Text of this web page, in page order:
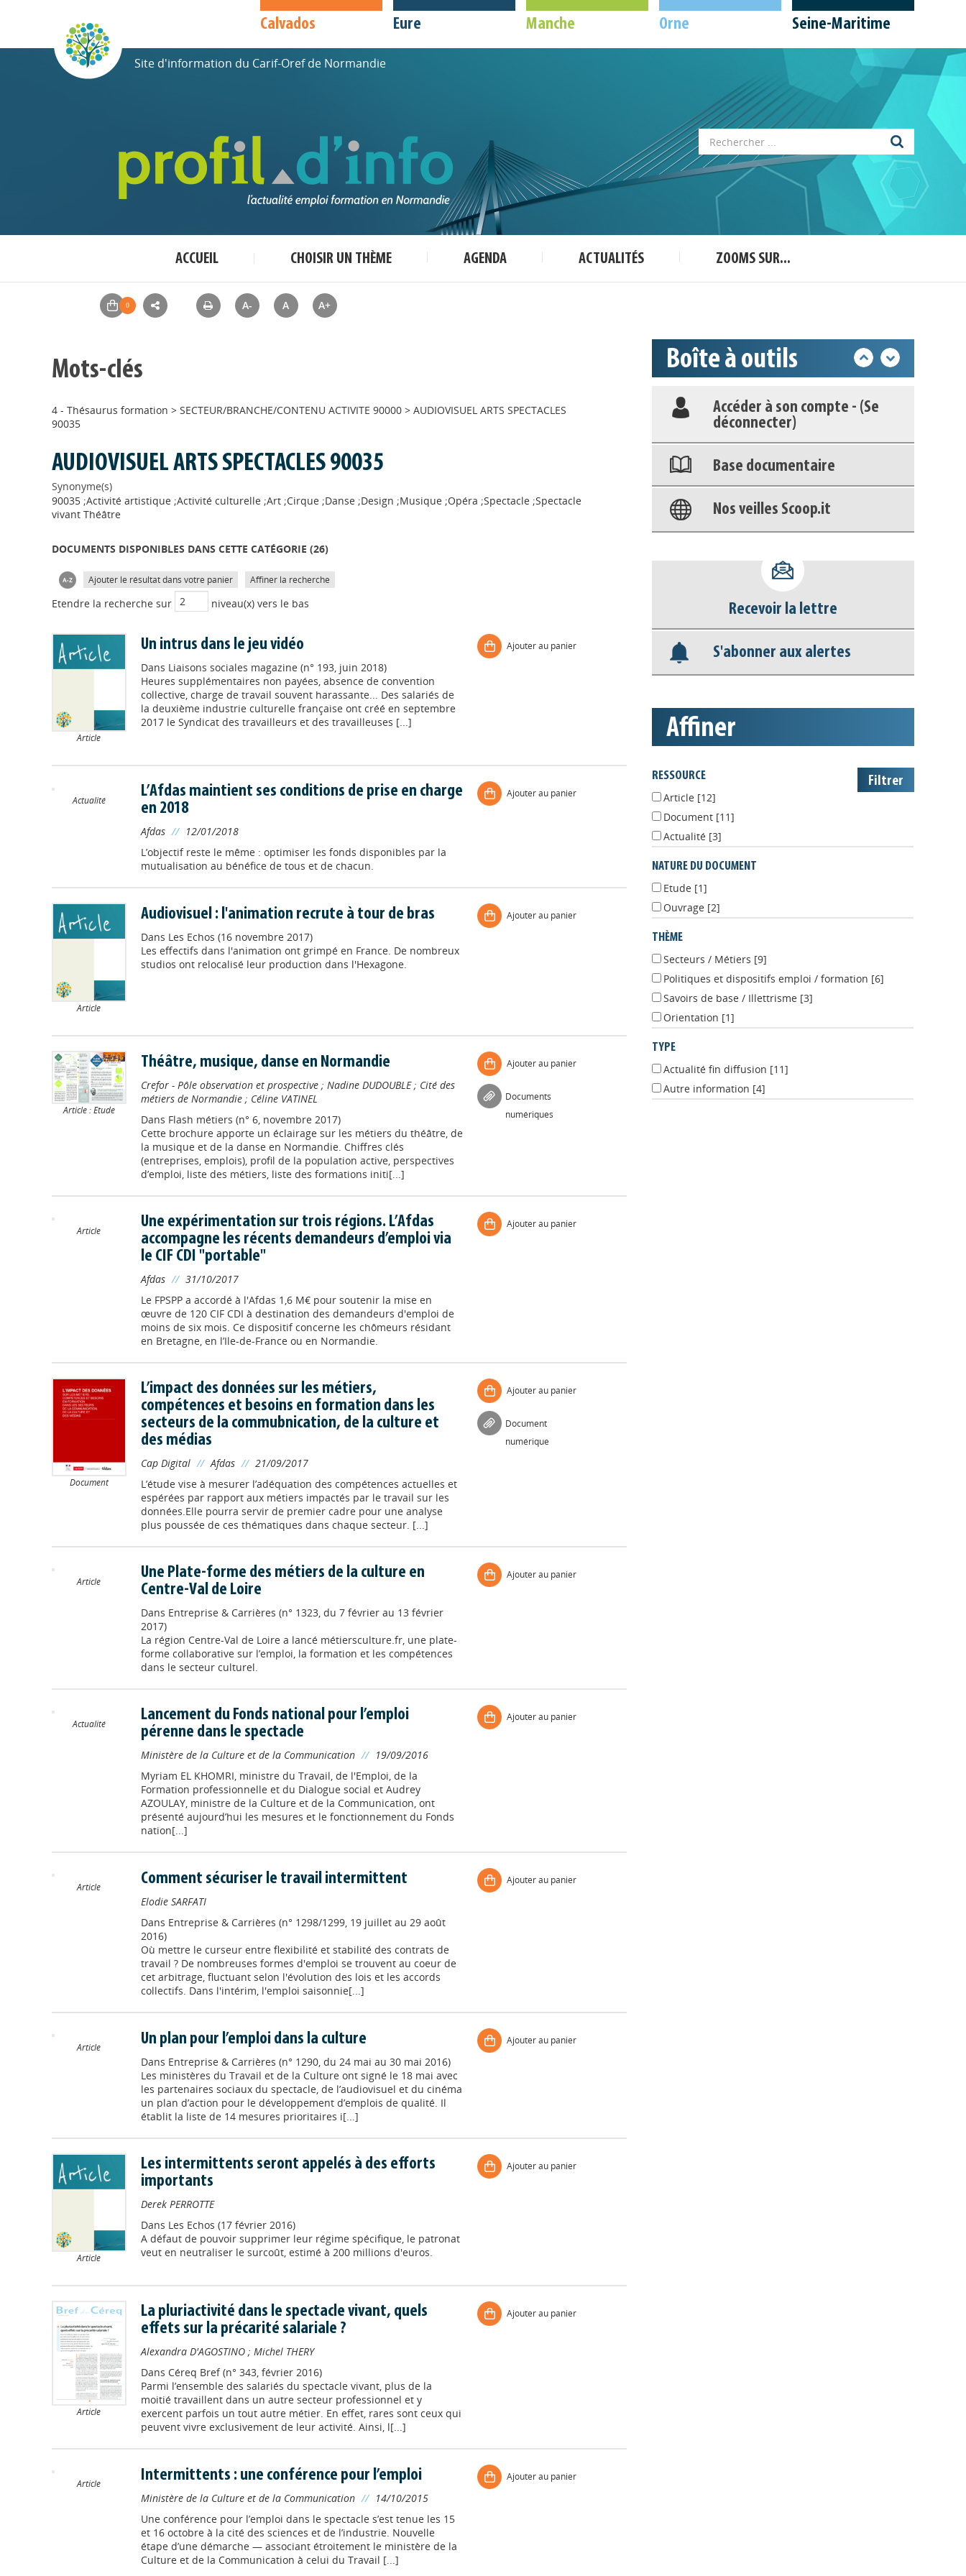
Calvados Eure Manche Orne Seine-Maritime
Site d'information du Carif-Oref de Normandie
ACCUEIL CHOISIR UN THÈME AGENDA ACTUALITÉS ZOOMS SUR...
A- A A+
Mots-clés
4 - Thésaurus formation > SECTEUR/BRANCHE/CONTENU ACTIVITE 90000 > AUDIOVISUEL ARTS SPECTACLES
90035
AUDIOVISUEL ARTS SPECTACLES 90035
Synonyme(s)
90035 ;Activité artistique ;Activité culturelle ;Art ;Cirque ;Danse ;Design ;Musique ;Opéra ;Spectacle ;Spectacle
vivant Théâtre
DOCUMENTS DISPONIBLES DANS CETTE CATÉGORIE (26)
Ajouter le résultat dans votre panier Affiner la recherche
Etendre la recherche sur niveau(x) vers le bas
Article
Un intrus dans le jeu vidéo
Dans Liaisons sociales magazine (n° 193, juin 2018)
Heures supplémentaires non payées, absence de convention
collective, charge de travail souvent harassante... Des salariés de
la deuxième industrie culturelle française ont créé en septembre
2017 le Syndicat des travailleurs et des travailleuses [...]
Ajouter au panier
Actualité
L’Afdas maintient ses conditions de prise en charge
en 2018
Afdas // 12/01/2018
L’objectif reste le même : optimiser les fonds disponibles par la
mutualisation au bénéfice de tous et de chacun.
Ajouter au panier
Article
Audiovisuel : l'animation recrute à tour de bras
Dans Les Echos (16 novembre 2017)
Les effectifs dans l'animation ont grimpé en France. De nombreux
studios ont relocalisé leur production dans l'Hexagone.
Ajouter au panier
Article : Etude
Théâtre, musique, danse en Normandie
Crefor - Pôle observation et prospective; Nadine DUDOUBLE; Cité des
métiers de Normandie; Céline VATINEL
Dans Flash métiers (n° 6, novembre 2017)
Cette brochure apporte un éclairage sur les métiers du théâtre, de
la musique et de la danse en Normandie. Chiffres clés
(entreprises, emplois), profil de la population active, perspectives
d’emploi, liste des métiers, liste des formations initi[...]
Ajouter au panier
Documents
numériques
Article
Une expérimentation sur trois régions. L’Afdas
accompagne les récents demandeurs d’emploi via
le CIF CDI "portable"
Afdas // 31/10/2017
Le FPSPP a accordé à l'Afdas 1,6 M€ pour soutenir la mise en
œuvre de 120 CIF CDI à destination des demandeurs d'emploi de
moins de six mois. Ce dispositif concerne les chômeurs résidant
en Bretagne, en l’Ile-de-France ou en Normandie.
Ajouter au panier
Document
L’impact des données sur les métiers,
compétences et besoins en formation dans les
secteurs de la commubnication, de la culture et
des médias
Cap Digital // Afdas // 21/09/2017
L’étude vise à mesurer l’adéquation des compétences actuelles et
espérées par rapport aux métiers impactés par le travail sur les
données.Elle pourra servir de premier cadre pour une analyse
plus poussée de ces thématiques dans chaque secteur. [...]
Ajouter au panier
Document
numérique
Article
Une Plate-forme des métiers de la culture en
Centre-Val de Loire
Dans Entreprise & Carrières (n° 1323, du 7 février au 13 février
2017)
La région Centre-Val de Loire a lancé métiersculture.fr, une plate-
forme collaborative sur l’emploi, la formation et les compétences
dans le secteur culturel.
Ajouter au panier
Actualité
Lancement du Fonds national pour l’emploi
pérenne dans le spectacle
Ministère de la Culture et de la Communication // 19/09/2016
Myriam EL KHOMRI, ministre du Travail, de l'Emploi, de la
Formation professionnelle et du Dialogue social et Audrey
AZOULAY, ministre de la Culture et de la Communication, ont
présenté aujourd’hui les mesures et le fonctionnement du Fonds
nation[...]
Ajouter au panier
Article Comment sécuriser le travail intermittent
Elodie SARFATI
Dans Entreprise & Carrières (n° 1298/1299, 19 juillet au 29 août
2016)
Où mettre le curseur entre flexibilité et stabilité des contrats de
travail ? De nombreuses formes d'emploi se trouvent au coeur de
cet arbitrage, fluctuant selon l'évolution des lois et les accords
collectifs. Dans l'intérim, l'emploi saisonnie[...]
Ajouter au panier
Article Un plan pour l’emploi dans la culture
Dans Entreprise & Carrières (n° 1290, du 24 mai au 30 mai 2016)
Les ministères du Travail et de la Culture ont signé le 18 mai avec
les partenaires sociaux du spectacle, de l’audiovisuel et du cinéma
un plan d’action pour le développement d’emplois de qualité. Il
établit la liste de 14 mesures prioritaires i[...]
Ajouter au panier
Article
Les intermittents seront appelés à des efforts
importants
Derek PERROTTE
Dans Les Echos (17 février 2016)
A défaut de pouvoir supprimer leur régime spécifique, le patronat
veut en neutraliser le surcoût, estimé à 200 millions d'euros.
Ajouter au panier
Article
La pluriactivité dans le spectacle vivant, quels
effets sur la précarité salariale ?
Alexandra D'AGOSTINO; Michel THERY
Dans Céreq Bref (n° 343, février 2016)
Parmi l’ensemble des salariés du spectacle vivant, plus de la
moitié travaillent dans un autre secteur professionnel et y
exercent parfois un tout autre métier. En effet, rares sont ceux qui
peuvent vivre exclusivement de leur activité. Ainsi, l[...]
Ajouter au panier
Article Intermittents : une conférence pour l’emploi
Ministère de la Culture et de la Communication // 14/10/2015
Une conférence pour l’emploi dans le spectacle s’est tenue les 15
et 16 octobre à la cité des sciences et de l’industrie. Nouvelle
étape d’une démarche — associant étroitement le ministère de la
Culture et de la Communication à celui du Travail [...]
Ajouter au panier
Boîte à outils
Appels à projets
Déposer une actu !
Accéder à son compte - (Se
déconnecter)
Base documentaire
Déposer une actu !
Accéder à son compte - (Se
déconnecter)
Base documentaire
Nos veilles Scoop.it
Recevoir la lettre
S'abonner aux alertes
affiner
RESSOURCE
Article [12]
Document [11]
Actualité [3]
NATURE DU DOCUMENT
Etude [1]
Ouvrage [2]
THÈME
Secteurs / Métiers [9]
Politiques et dispositifs emploi / formation [6]
Savoirs de base / Illettrisme [3]
Orientation [1]
TYPE
Actualité fin diffusion [11]
Autre information [4]